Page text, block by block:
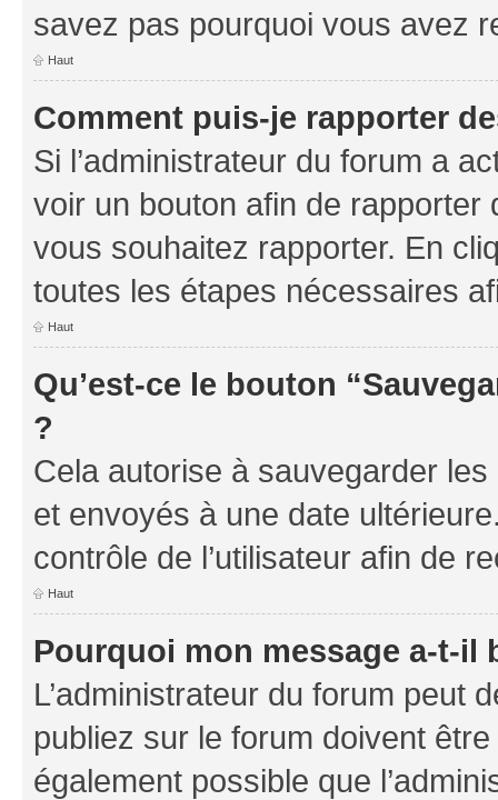
savez pas pourquoi vous avez
Haut
Comment puis-je rapporter
Si l’administrateur du forum a
voir un bouton afin de
vous souhaitez rapporter. En
toutes les étapes nécessaires
Haut
Qu’est-ce le bouton
?
Cela autorise à sauvegarder
et envoyés à une date
contrôle de l’utilisateur afin de
Haut
Pourquoi mon message a-t-il
L’administrateur du forum peut
publiez sur le forum doivent
également possible que